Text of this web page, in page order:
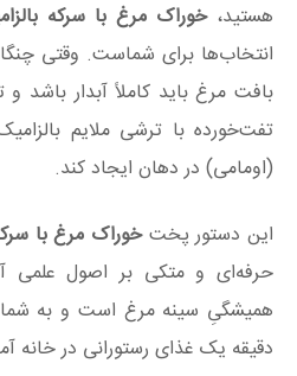
هستید،خوراک مرغ با سرکه
انتخاب‌ها برای شماست. وقتی
بافت مرغ باید کاملاً آبدار باشد
تفت‌خورده با ترشی ملایم
(اومامی) در دهان ایجاد کند.
این دستور پختخوراک مرغ با
حرفه‌ای و متکی بر اصول علمی
دقیقه یک غذای رستورانی در خانه